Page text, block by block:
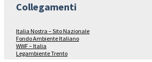
Collegamenti
Italia Nostra – Sito Nazionale
Fondo Ambiente Italiano
WWF – Italia
Legambiente Trento